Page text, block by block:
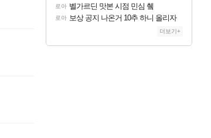
로아 벨가르딘 맛본 시점 민심 췤
로아 보상 공지 나온거 10추 하니 올리자
더보기+